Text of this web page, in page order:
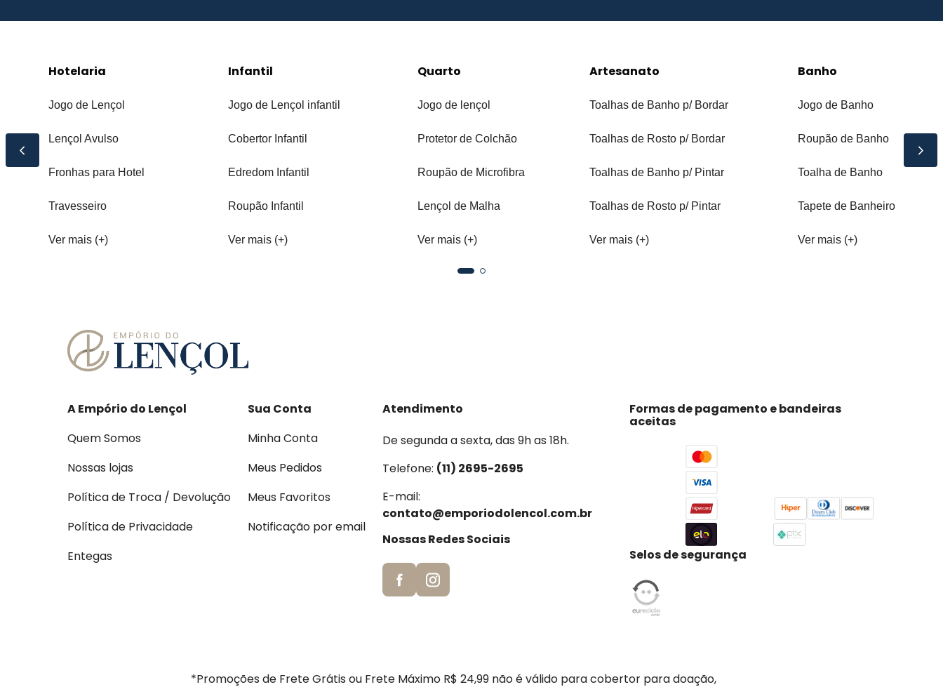
Hotelaria
Jogo de Lençol
Lençol Avulso
Fronhas para Hotel
Travesseiro
Ver mais (+)
Infantil
Jogo de Lençol infantil
Cobertor Infantil
Edredom Infantil
Roupão Infantil
Ver mais (+)
Quarto
Jogo de lençol
Protetor de Colchão
Roupão de Microfibra
Lençol de Malha
Ver mais (+)
Artesanato
Toalhas de Banho p/ Bordar
Toalhas de Rosto p/ Bordar
Toalhas de Banho p/ Pintar
Toalhas de Rosto p/ Pintar
Ver mais (+)
Banho
Jogo de Banho
Roupão de Banho
Toalha de Banho
Tapete de Banheiro
Ver mais (+)
A Empório do Lençol
Quem Somos
Nossas lojas
Política de Troca / Devolução
Política de Privacidade
Entegas
Sua Conta
Minha Conta
Meus Pedidos
Meus Favoritos
Notificação por email
Atendimento
De segunda a sexta, das 9h as 18h.
Telefone: (11) 2695-2695
E-mail:
contato@emporiodolencol.com.br
Nossas Redes Sociais
Formas de pagamento e bandeiras
aceitas
Selos de segurança
*Promoções de Frete Grátis ou Frete Máximo R$ 24,99 não é válido para cobertor para doação,